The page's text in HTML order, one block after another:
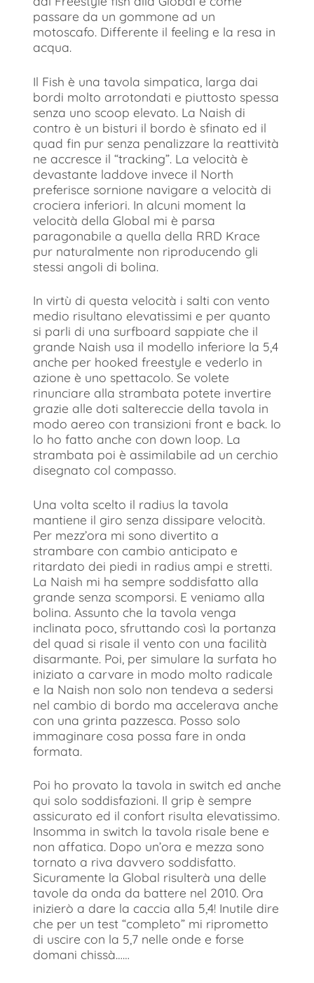
passare da un gommone ad un
motoscafo. Differente il feeling e la resa in
acqua.
Il Fish è una tavola simpatica, larga dai
bordi molto arrotondati e piuttosto spessa
senza uno scoop elevato. La Naish di
contro è un bisturi il bordo è sfinato ed il
quad fin pur senza penalizzare la reattività
ne accresce il “tracking”. La velocità è
devastante laddove invece il North
preferisce sornione navigare a velocità di
crociera inferiori. In alcuni moment la
velocità della Global mi è parsa
paragonabile a quella della RRD Krace
pur naturalmente non riproducendo gli
stessi angoli di bolina.
In virtù di questa velocità i salti con vento
medio risultano elevatissimi e per quanto
si parli di una surfboard sappiate che il
grande Naish usa il modello inferiore la 5,4
anche per hooked freestyle e vederlo in
azione è uno spettacolo. Se volete
rinunciare alla strambata potete invertire
grazie alle doti saltereccie della tavola in
modo aereo con transizioni front e back. Io
lo ho fatto anche con down loop. La
strambata poi è assimilabile ad un cerchio
disegnato col compasso.
Una volta scelto il radius la tavola
mantiene il giro senza dissipare velocità.
Per mezz’ora mi sono divertito a
strambare con cambio anticipato e
ritardato dei piedi in radius ampi e stretti.
La Naish mi ha sempre soddisfatto alla
grande senza scomporsi. E veniamo alla
bolina. Assunto che la tavola venga
inclinata poco, sfruttando così la portanza
del quad si risale il vento con una facilità
disarmante. Poi, per simulare la surfata ho
iniziato a carvare in modo molto radicale
e la Naish non solo non tendeva a sedersi
nel cambio di bordo ma accelerava anche
con una grinta pazzesca. Posso solo
immaginare cosa possa fare in onda
formata.
Poi ho provato la tavola in switch ed anche
qui solo soddisfazioni. Il grip è sempre
assicurato ed il confort risulta elevatissimo.
Insomma in switch la tavola risale bene e
non affatica. Dopo un’ora e mezza sono
tornato a riva davvero soddisfatto.
Sicuramente la Global risulterà una delle
tavole da onda da battere nel 2010. Ora
inizierò a dare la caccia alla 5,4! Inutile dire
che per un test “completo” mi riprometto
di uscire con la 5,7 nelle onde e forse
domani chissà……